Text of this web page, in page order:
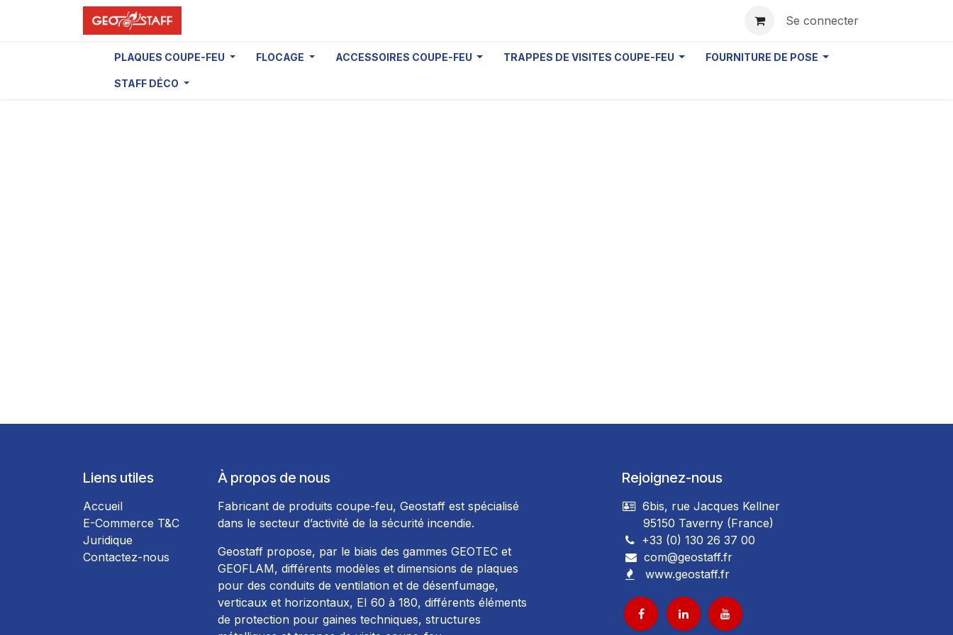
Se rendre au contenu
Se connecter
PLAQUES COUPE-FEU FLOCAGE ACCESSOIRES COUPE-FEU TRAPPES DE VISITES COUPE-FEU FOURNITURE DE POSE
STAFF DÉCO
Liens utiles
Accueil
E-Commerce T&C
Juridique
Contactez-nous
À propos de nous
Fabricant de produits coupe-feu, Geostaff est spécialisé
dans le secteur d’activité de la sécurité incendie.
Geostaff propose, par le biais des gammes GEOTEC et
GEOFLAM, différents modèles et dimensions de plaques
pour des conduits de ventilation et de désenfumage,
verticaux et horizontaux, EI 60 à 180, différents éléments
de protection pour gaines techniques, structures
Rejoignez-nous
6bis, rue Jacques Kellner
95150 Taverny (France)
+33 (0) 130 26 37 00
com@geostaff.fr
www.geostaff.fr